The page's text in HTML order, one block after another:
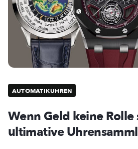
AUTOMATIKUHREN
Wenn Geld keine
ultimative